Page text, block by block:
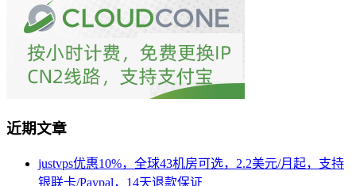
近期文章
justvps优惠10%，全球43机房可选，2.2美元/月起，支持
银联卡/Paypal，14天退款保证